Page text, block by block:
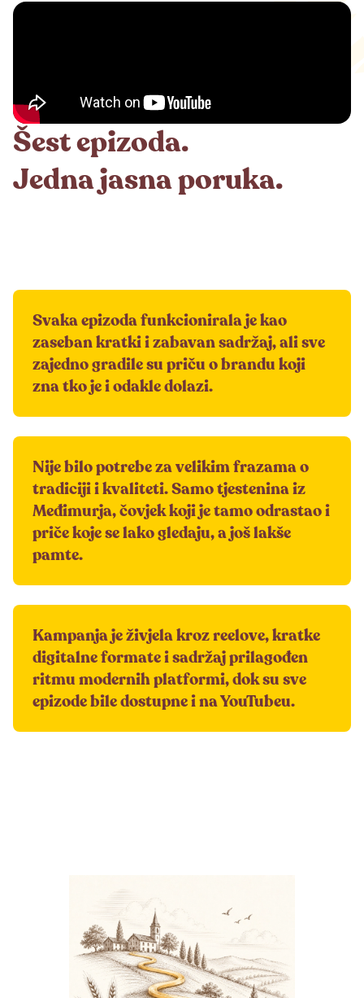
Šest epizoda.
Jedna jasna poruka.
Svaka epizoda funkcionirala je kao
zaseban kratki i zabavan sadržaj, ali sve
zajedno gradile su priču o brandu koji
zna tko je i odakle dolazi.
Nije bilo potrebe za velikim frazama o
tradiciji i kvaliteti. Samo tjestenina iz
Međimurja, čovjek koji je tamo odrastao i
priče koje se lako gledaju, a još lakše
pamte.
Kampanja je živjela kroz reelove, kratke
digitalne formate i sadržaj prilagođen
ritmu modernih platformi, dok su sve
epizode bile dostupne i na YouTubeu.